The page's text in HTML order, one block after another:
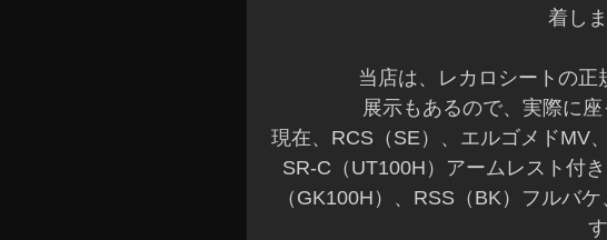
着しま
当店は、レカロシートの正
展示もあるので、実際に
現在、RCS（SE）、エルゴメドMV
SR-C（UT100H）アームレスト付
（GK100H）、RSS（BK）フルバ
す